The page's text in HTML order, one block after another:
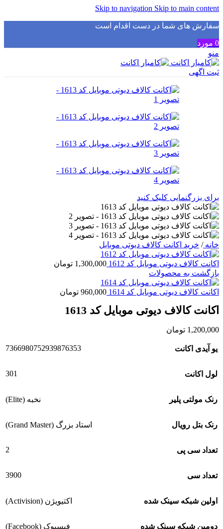
Skip to navigation Skip to main content
سفارش های شما در دست اقدام است✅
0 مورد
منو
ثبت اگهی
برای بزرگنمایی کلیک کنید
خانه/ خرید اکانت کالاف دیوتی موبایل
اکانت کالاف دیوتی موبایل کد 1612 1,300,000 تومان
بازگشت به محصولات
اکانت کالاف دیوتی موبایل کد 1614 960,000 تومان
اکانت کالاف دیوتی موبایل کد 1613
1,200,000 تومان
یو آیدی اکانت 7366980752939876353
لول اکانت 301
رنک مولتی پلیر نخبه (Elite)
رنک بتل رویال استاد بزرگ (Grand Master)
تعداد سی پی 2
تعداد سی 3900
اولین شبکه سینک شده اکتیویژن (Activision)
دومین شبکه سینک شده فیسبوک (Facebook)